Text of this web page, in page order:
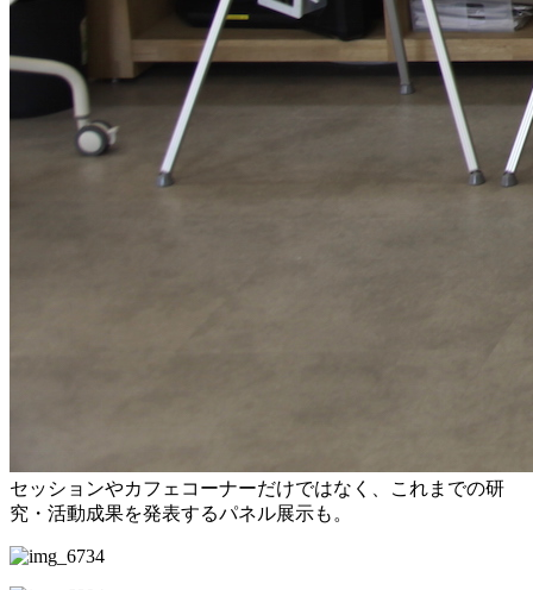
セッションやカフェコーナーだけではなく、これまでの研
究・活動成果を発表するパネル展示も。